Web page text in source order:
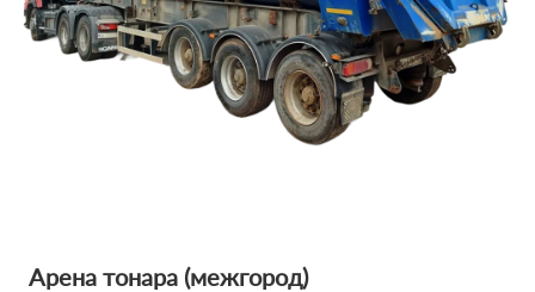
Арена тонара (межгород)